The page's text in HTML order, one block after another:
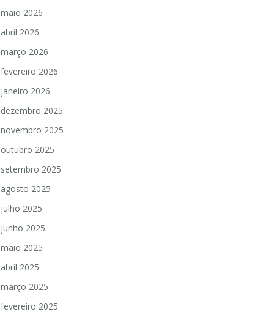
maio 2026
abril 2026
março 2026
fevereiro 2026
janeiro 2026
dezembro 2025
novembro 2025
outubro 2025
setembro 2025
agosto 2025
julho 2025
junho 2025
maio 2025
abril 2025
março 2025
fevereiro 2025